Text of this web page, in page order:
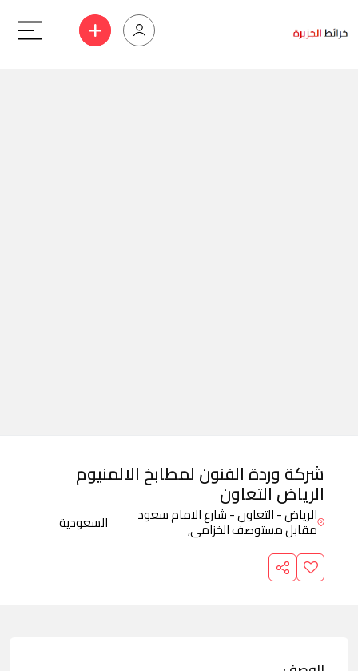
شركة وردة الفنون لمطابخ الالمنيوم
الرياض التعاون
الرياض - التعاون - شارع الامام سعود
مقابل مستوصف الخزامى, السعودية